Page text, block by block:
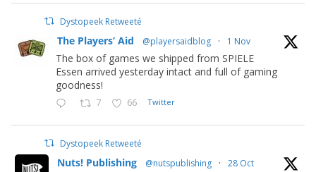
Dystopeek Retweeté
The Players’ Aid @playersaidblog · 1 Nov
The box of games we shipped from SPIELE
Essen arrived yesterday intact and full of gaming
goodness!
7 66 Twitter
Dystopeek Retweeté
Nuts! Publishing @nutspublishing · 28 Oct